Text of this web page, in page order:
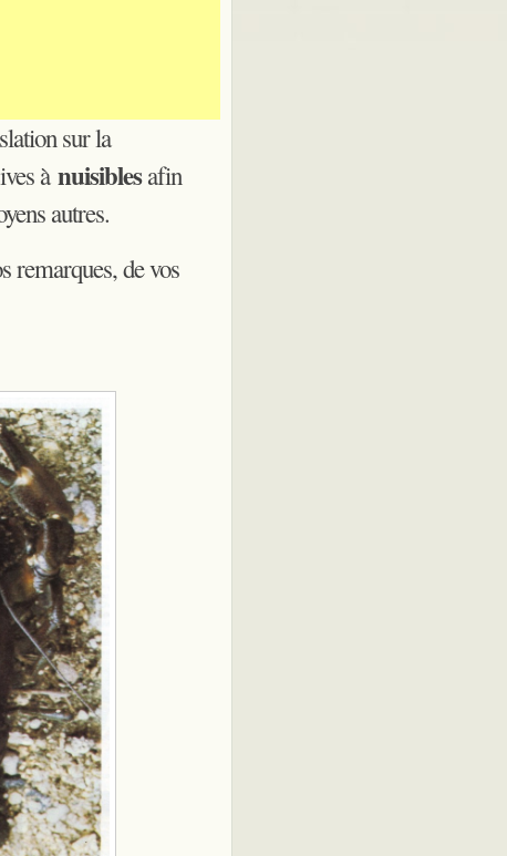
sur la
à nuisiblesafin
autres.
remarques, de vos